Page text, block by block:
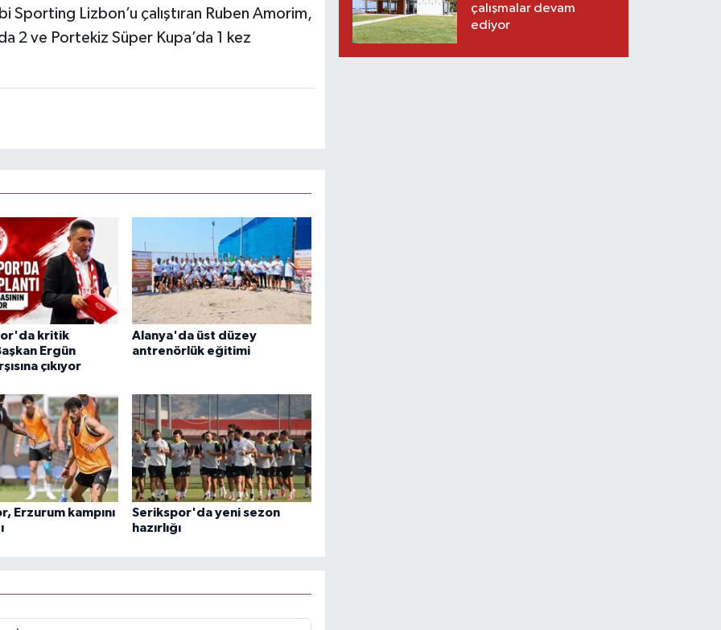
Lizbon’u çalıştıran Ruben Amorim,
2 ve Portekiz Süper Kupa’da 1 kez
kritik
Ergün
çıkıyor
Alanya'da üst düzey
antrenörlük eğitimi
Erzurum kampını
Serikspor'da yeni sezon
hazırlığı
çalışmalar devam
ediyor